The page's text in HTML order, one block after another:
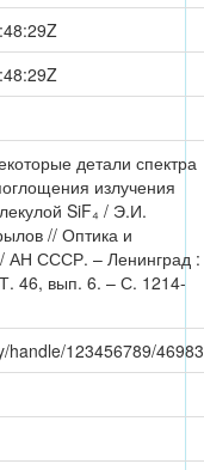
детали спектра
излучения
SiF₄ / Э.И.
// Оптика и
/ АН СССР. – Ленинград :
46, вып. 6. – С. 1214-
handle/123456789/46983